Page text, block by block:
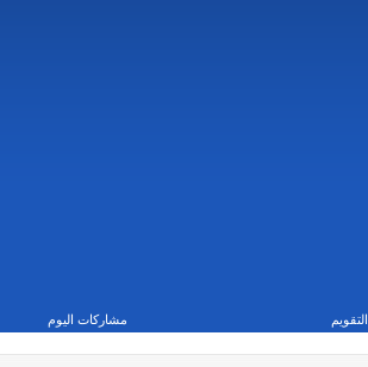
التقويم مشاركات اليوم